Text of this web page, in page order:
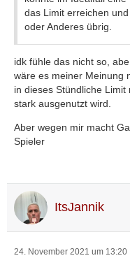
das Limit erreichen
oder Anderes übrig.
idk fühle das nicht so,
wäre es meiner Meinung
in dieses Stündliche
stark ausgenutzt wird.
Aber wegen mir macht
Spieler
ItsJannik
24. November 2021 um 13:20